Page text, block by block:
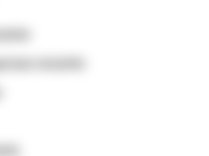
recente